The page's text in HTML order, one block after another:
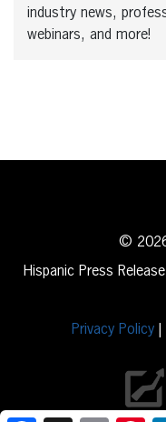
industry news,
webinars, and more!
©
Hispanic Press
Privacy Policy